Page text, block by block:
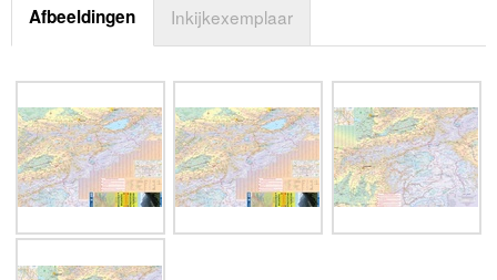
Afbeeldingen Inkijkexemplaar